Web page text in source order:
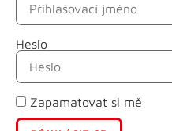
Heslo
Zapamatovat si mě
Příjmení
E-mail